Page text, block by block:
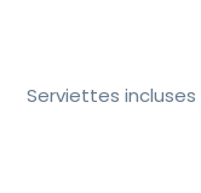
Serviettes incluses